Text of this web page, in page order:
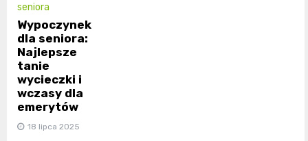
seniora
Wypoczynek
dla seniora:
Najlepsze
tanie
wycieczki i
wczasy dla
emerytów
18 lipca 2025